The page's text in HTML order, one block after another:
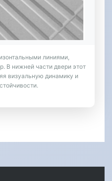
линиями,
В нижней части двери этот
визуальную динамику и